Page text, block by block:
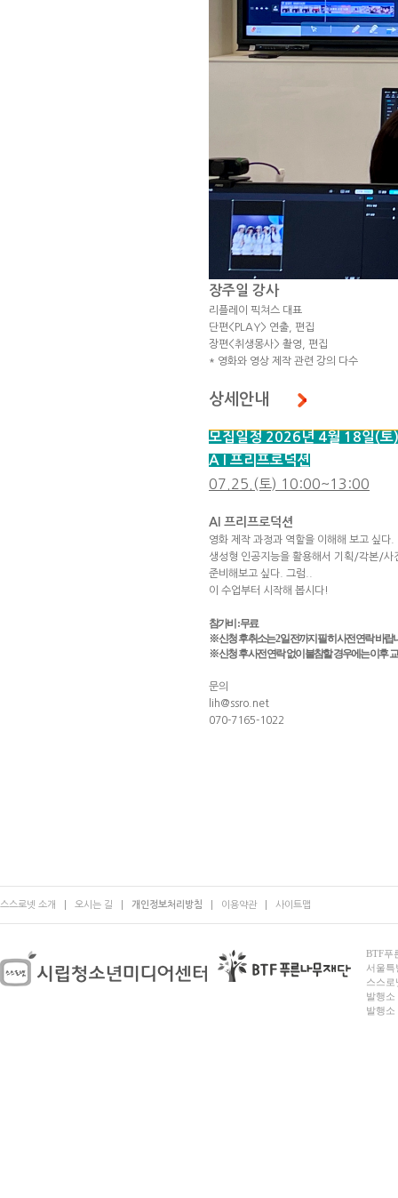
장주일 강사
리플레이 픽쳐스 대표
단편<PLAY> 연출, 편집
장편<취생몽사> 촬영, 편집
* 영화와 영상 제작 관련 강의 다수
상세안내
모집일정 2026년 4월 18일(
A I 프리프로덕션
07.25.(토) 10:00~13:00
AI 프리프로덕션
영화 제작 과정과 역할을 이해해 보고 싶다.
생성형 인공지능을 활용해서 기획/각본/사
준비해보고 싶다. 그럼..
이 수업부터 시작해 봅시다!
참가비 : 무료
※신청 후 취소는2일 전까지 필히 사전 연락 바랍
※신청 후 사전 연락 없이 불참할 경우에는 이후
문의
lih@ssro.net
070-7165-1022
스스로넷 소개 오시는 길 개인정보처리방침 이용약관 사이트맵
BTF푸
서울
스스로
발행소
발행소